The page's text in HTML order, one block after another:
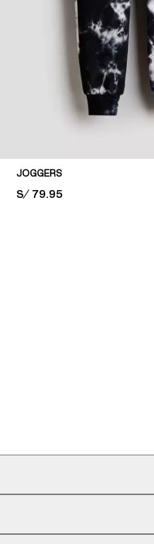
JOGGERS
PRICE:
S/ 79.95